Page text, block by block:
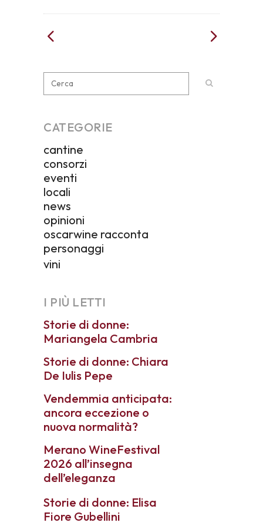
CATEGORIE
cantine
consorzi
eventi
locali
news
opinioni
oscarwine racconta
personaggi
vini
I PIÙ LETTI
Storie di donne:
Mariangela Cambria
Storie di donne: Chiara
De Iulis Pepe
Vendemmia anticipata:
ancora eccezione o
nuova normalità?
Merano WineFestival
2026 all’insegna
dell’eleganza
Storie di donne: Elisa
Fiore Gubellini